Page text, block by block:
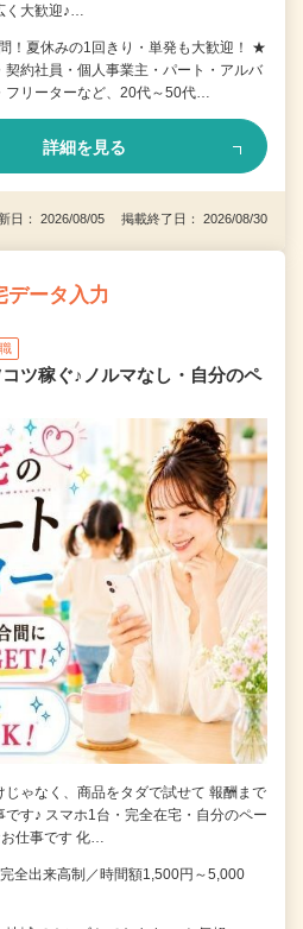
く大歓迎♪…
！夏休みの1回きり・単発も大歓迎！ ★
契約社員・個人事業主・パート・アルバ
フリーターなど、20代～50代…
詳細を見る
日： 2026/08/05 掲載終了日： 2026/08/30
データ入力
ツ稼ぐ♪ノルマなし・自分のペ
ゃなく、商品をタダで試せて 報酬まで
です♪ スマホ1台・完全在宅・自分のペー
仕事です 化…
全出来高制／時間額1,500円～5,000